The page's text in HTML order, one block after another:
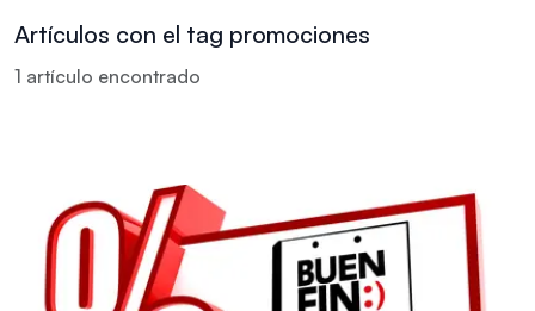
Artículos con el tag promociones
1 artículo encontrado